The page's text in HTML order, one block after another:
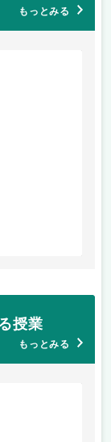
もっとみる
授業
もっとみる